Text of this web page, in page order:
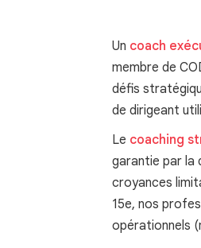
Un coach
membre de
défis
de dirigeant
Le coaching
garantie par la
croyances
15e, nos
opérationnels